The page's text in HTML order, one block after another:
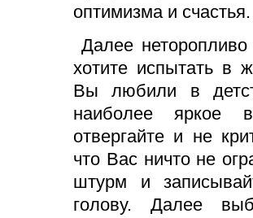
оптимизма и счастья.
Далее
хотите испытать в
Вы любили в
наиболее яркое
отвергайте и не
что Вас ничто не
штурм и
голову. Далее